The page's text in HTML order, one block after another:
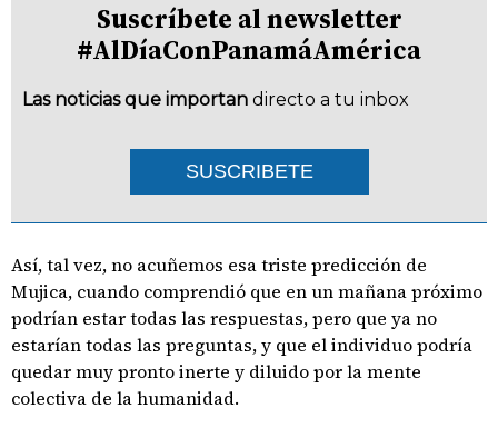
Suscríbete al newsletter
#AlDíaConPanamáAmérica
Las noticias que importan directo a tu inbox
SUSCRIBETE
Así, tal vez, no acuñemos esa triste predicción de
Mujica, cuando comprendió que en un mañana próximo
podrían estar todas las respuestas, pero que ya no
estarían todas las preguntas, y que el individuo podría
quedar muy pronto inerte y diluido por la mente
colectiva de la humanidad.